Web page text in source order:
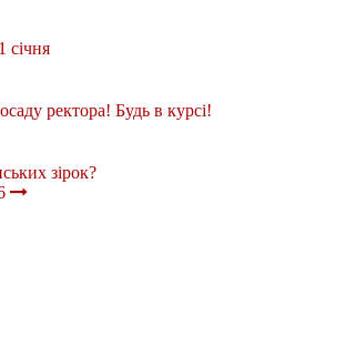
січня
ректора! Будь в курсі!
зірок?